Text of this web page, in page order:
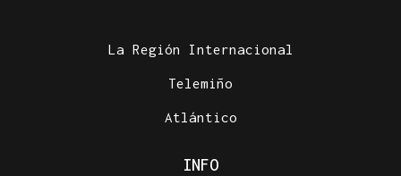
La Región Internacional
Telemiño
Atlántico
INFO